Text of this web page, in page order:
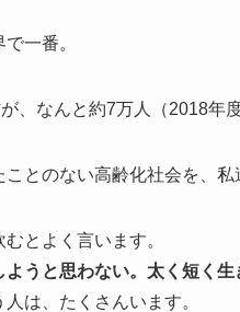
一番。
、なんと約7万人（2018年
とのない高齢化社会を、私
とよく言います。
ようと思わない。太く短く生
は、たくさんいます。